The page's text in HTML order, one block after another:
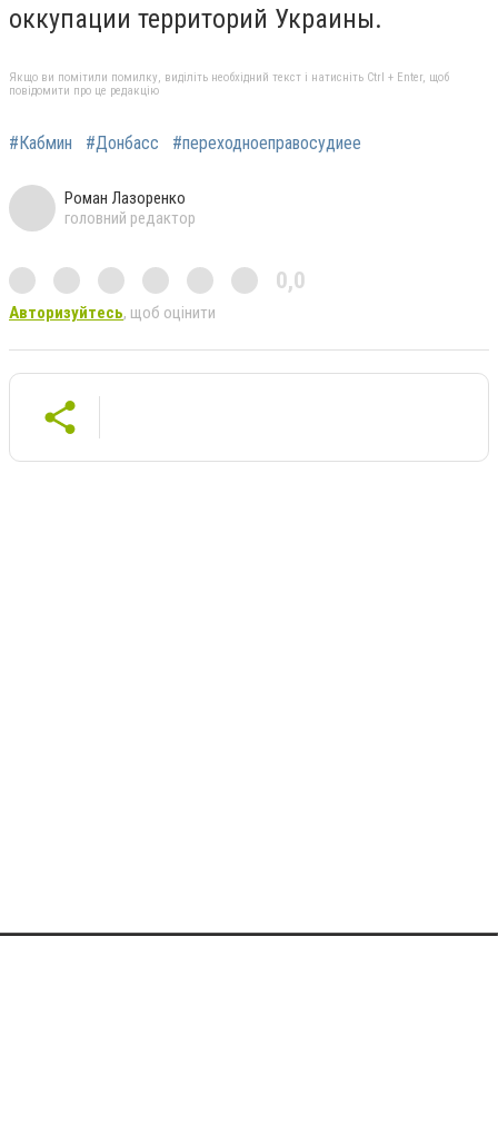
оккупации территорий Украины.
Якщо ви помітили помилку, виділіть необхідний текст і натисніть Ctrl + Enter, щоб
повідомити про це редакцію
#Кабмин #Донбасс #переходноеправосудиее
Роман Лазоренко
головний редактор
0,0
Авторизуйтесь, щоб оцінити